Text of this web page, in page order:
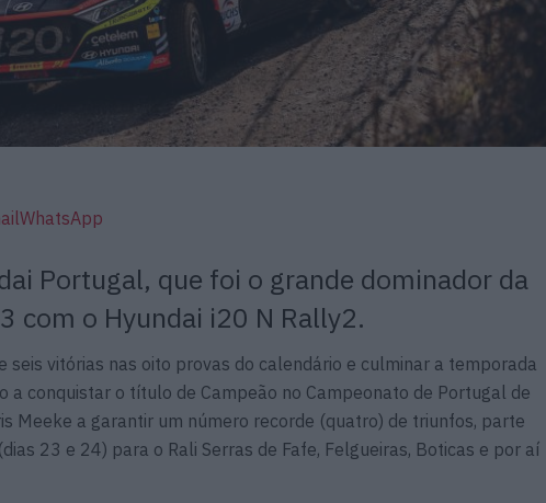
WhatsApp
Portugal, que foi o grande dominador da
com o Hyundai i20 N Rally2.
seis vitórias nas oito provas do calendário e culminar a temporada
a conquistar o título de Campeão no Campeonato de Portugal de
Meeke a garantir um número recorde (quatro) de triunfos, parte
23 e 24) para o Rali Serras de Fafe, Felgueiras, Boticas e por aí